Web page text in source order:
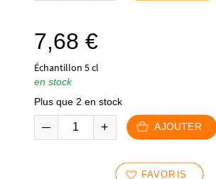
7,68 €
Échantillon 5 cl
en stock
Plus que 2 en stock
AJOUTER
FAVORIS